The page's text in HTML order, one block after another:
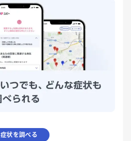
症状を調べる